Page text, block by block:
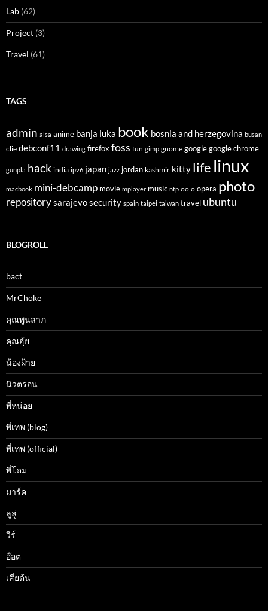
Lab (62)
Project (3)
Travel (61)
TAGS
admin alsa anime banja luka book bosnia and herzegovina busan
clie debconf11 drawing firefoxfoss fun gimp gnome google google chrome
gunpla hack india ipv6 japan jazz jordan kashmir kitty life linux
macbook mini-debcamp movie mplayer music ntp oo.o opera photo
repositorysarajevosecurity spain taipei taiwan travel ubuntu
BLOGROLL
bact
MrChoke
คุณพูนลาภ
คุณฮุ้ย
น้องฝ้าย
นิวตรอน
พี่หน่อย
พี่เทพ (blog)
พี่เทพ (official)
พี่โดม
มาร์ค
ลูลู่
วีร์
อ๊อต
เสี่ยต้น